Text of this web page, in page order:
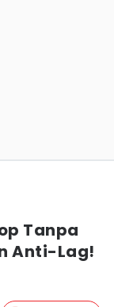
Tanpa
Anti-Lag!